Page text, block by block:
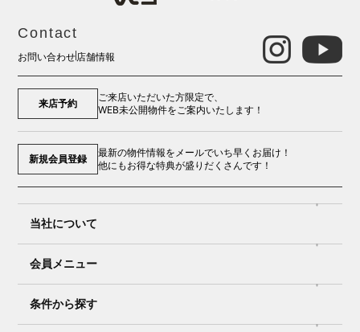
Contact
お問い合わせ店舗情報
来店予約
ご来店いただいた方限定で、
WEB未公開物件をご案内いたします！
新規会員登録
最新の物件情報をメールでいち早くお届け！
他にもお得な特典が盛りだくさんです！
当社について
会員メニュー
条件から探す